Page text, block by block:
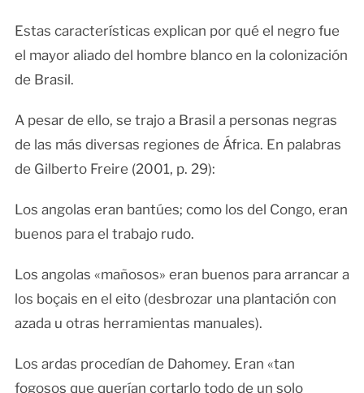
Estas características explican por qué el negro fue
el mayor aliado del hombre blanco en la colonización
de Brasil.
A pesar de ello, se trajo a Brasil a personas negras
de las más diversas regiones de África. En palabras
de Gilberto Freire (2001, p. 29):
Los angolas eran bantúes; como los del Congo, eran
buenos para el trabajo rudo.
Los angolas «mañosos» eran buenos para arrancar a
los boçais en el eito (desbrozar una plantación con
azada u otras herramientas manuales).
Los ardas procedían de Dahomey. Eran «tan
fogosos que querían cortarlo todo de un solo